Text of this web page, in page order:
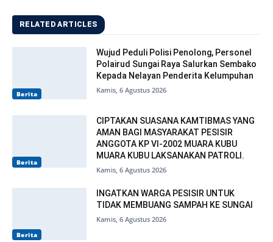
RELATED ARTICLES
Berita
Wujud Peduli Polisi Penolong, Personel
Polairud Sungai Raya Salurkan Sembako
Kepada Nelayan Penderita Kelumpuhan
Kamis, 6 Agustus 2026
Berita
CIPTAKAN SUASANA KAMTIBMAS YANG
AMAN BAGI MASYARAKAT PESISIR
ANGGOTA KP VI-2002 MUARA KUBU
MUARA KUBU LAKSANAKAN PATROLI.
Kamis, 6 Agustus 2026
Berita
INGATKAN WARGA PESISIR UNTUK
TIDAK MEMBUANG SAMPAH KE SUNGAI
Kamis, 6 Agustus 2026